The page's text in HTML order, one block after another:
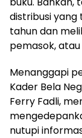
distribusi
tahun dan
pemasok,
Menanggapi
Kader Bela
Ferry Fadli,
nutupi